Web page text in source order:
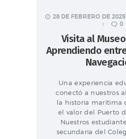
CONTÁCTANOS
NOTICIAS
ENLACES
28 DE FEBRERO DE 2025
0
Visita al
Aprendiendo
Una experiencia
conectó a nuestros
la historia marítima
el valor del Puerto
Nuestros
secundaria del